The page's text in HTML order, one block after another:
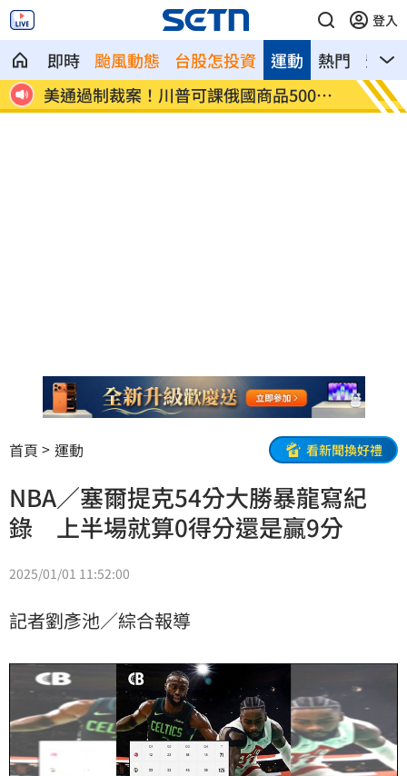
登入
即時 颱風動態 台股怎投資 熱門 影音
運動
日本銀髮族瘋工作 逾4成想做到80歲
解散
場
首頁 運動 看新聞換好禮
NBA／塞爾提克54分大勝暴龍寫紀
錄 上半場就算0得分還是贏9分
2025/01/01 11:52:00
記者劉彥池／綜合報導